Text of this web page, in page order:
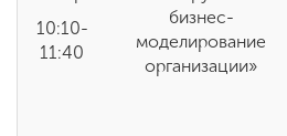
10:10-
11:40
бизнес-
моделирование
организации»